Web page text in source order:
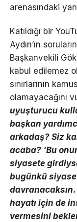
arenasındaki
Katıldığı bir
Aydın’ın
Başkanvekili
kabul edilemez
sınırlarının
olamayacağını
uyuşturucu
başkan
arkadaş? Siz
acaba? ‘Bu
siyasete
bugünkü
hayatı için de
vermesini